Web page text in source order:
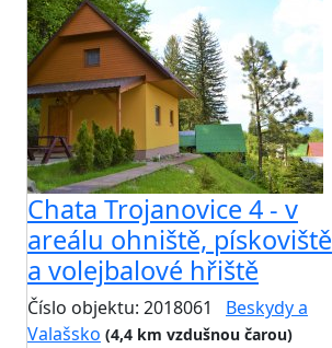
Chata Trojanovice 4 - v
areálu ohniště, pískoviště
a volejbalové hřiště
Číslo objektu: 2018061
Beskydy a
Valašsko (4,4 km vzdušnou čarou)